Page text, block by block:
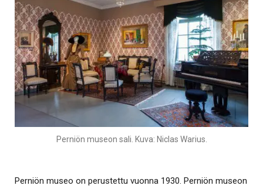
Perniön museon sali. Kuva: Niclas Warius.
Perniön museo on perustettu vuonna 1930. Perniön museon